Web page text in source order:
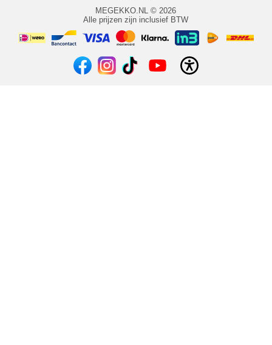
MEGEKKO.NL © 2026
Alle prijzen zijn inclusief BTW